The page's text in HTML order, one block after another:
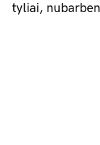
tyliai,